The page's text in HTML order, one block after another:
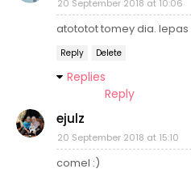
20 September 2018 at 10:06
atototot tomey dia.
Reply Delete
Replies
Reply
ejulz
20 September 2018 at 15:10
comel :)